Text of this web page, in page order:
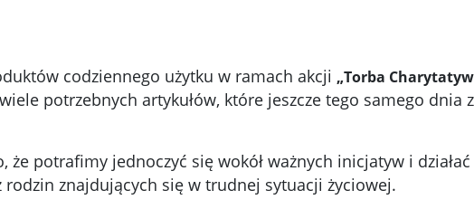
codziennego użytku w ramach akcji „Torba
potrzebnych artykułów, które jeszcze tego samego dnia
że potrafimy jednoczyć się wokół ważnych inicjatyw i
znajdujących się w trudnej sytuacji życiowej.